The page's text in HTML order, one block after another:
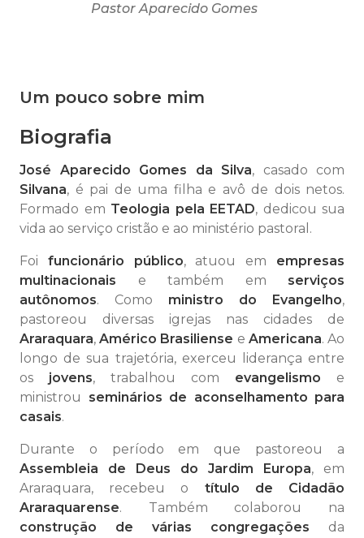
Pastor Aparecido Gomes
Um pouco sobre mim
Biografia
José Aparecido Gomes da Silva, casado com
Silvana, é pai de uma filha e avô de dois netos.
Formado em Teologia pela EETAD, dedicou sua
vida ao serviço cristão e ao ministério pastoral.
Foi funcionário público, atuou em empresas
multinacionais e também em serviços
autônomos. Como ministro do Evangelho,
pastoreou diversas igrejas nas cidades de
Araraquara,Américo Brasiliense e Americana. Ao
longo de sua trajetória, exerceu liderança entre
os jovens, trabalhou com evangelismo e
ministrou seminários de aconselhamento para
casais.
Durante o período em que pastoreou a
Assembleia de Deus do Jardim Europa, em
Araraquara, recebeu o título de Cidadão
Araraquarense. Também colaborou na
construção de várias congregações da